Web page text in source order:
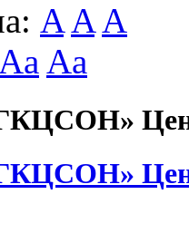
A A A
Aa Aa